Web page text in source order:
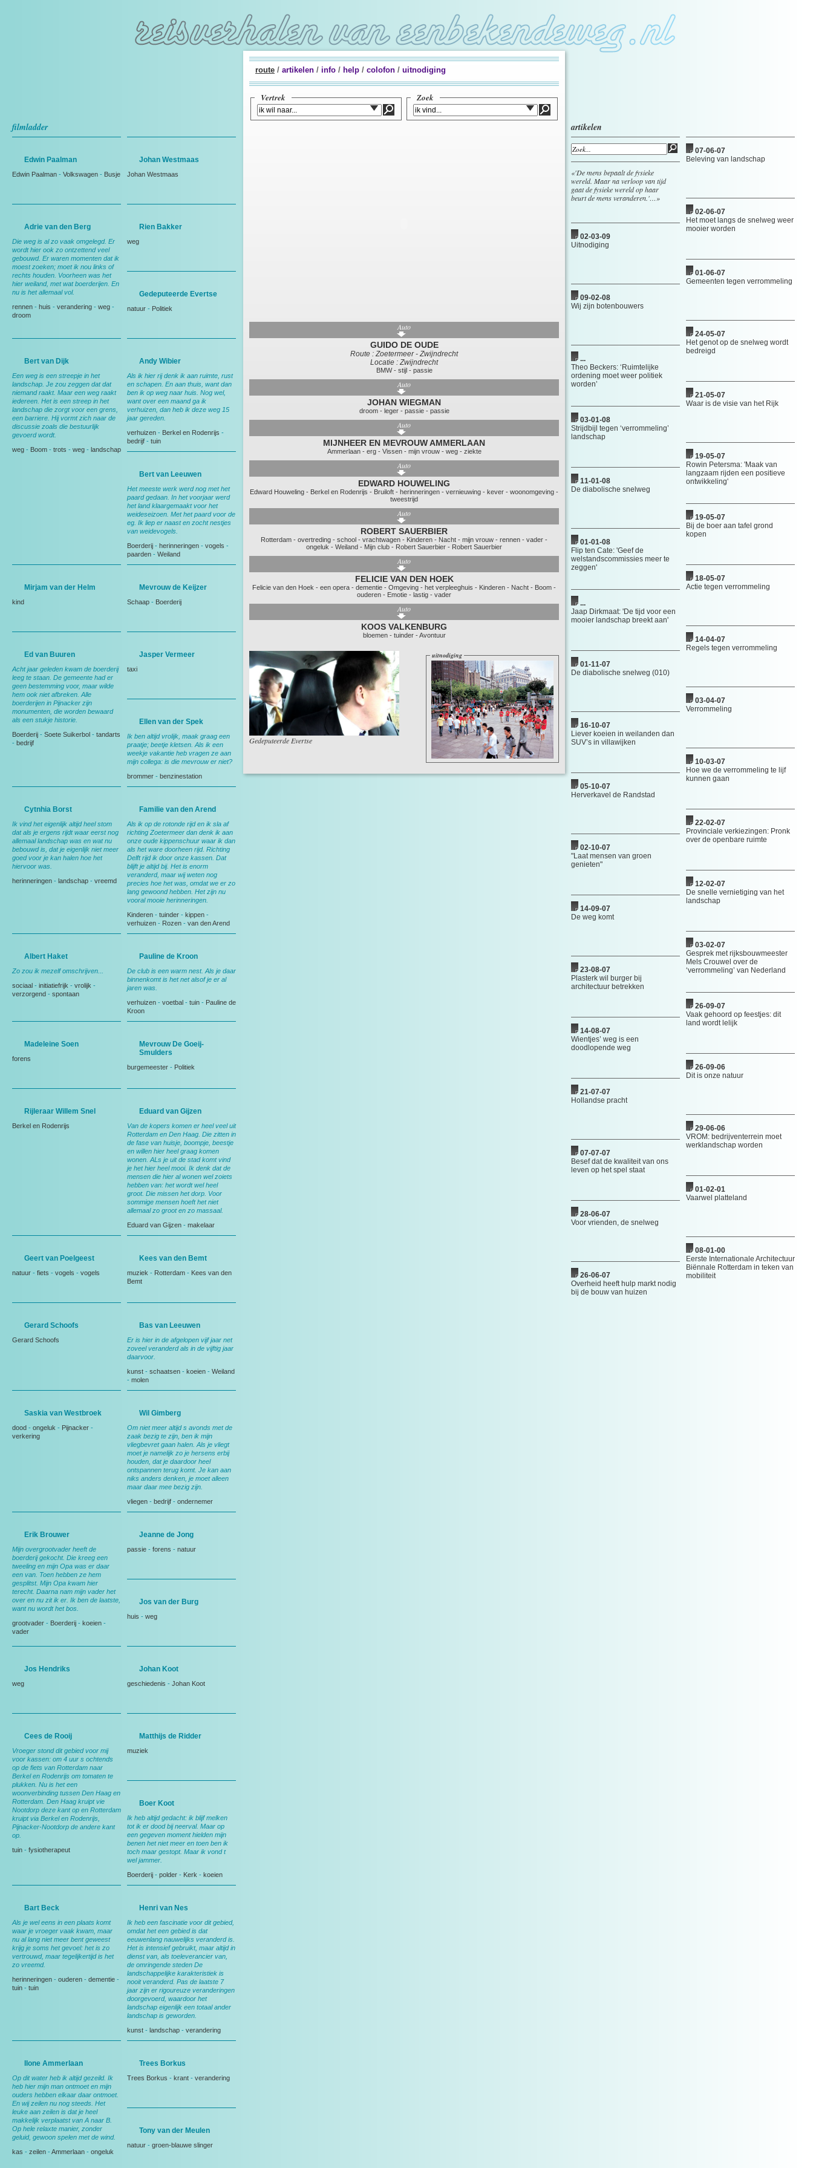
route / artikelen / info / help / colofon / uitnodiging
Gedeputeerde Evertse
uitnodiging
Auto
GUIDO DE OUDE
Route : Zoetermeer - Zwijndrecht
Locatie : Zwijndrecht
BMW- stijl- passie
Auto
JOHAN WIEGMAN
droom- leger- passie- passie
Auto
MIJNHEER EN MEVROUW AMMERLAAN
Ammerlaan- erg- Vissen- mijn vrouw- weg- ziekte
Auto
EDWARD HOUWELING
Edward Houweling - Berkel en Rodenrijs - Bruiloft - herinneringen - vernieuwing - kever - woonomgeving -
tweestrijd
Auto
ROBERT SAUERBIER
Rotterdam - overtreding - school - vrachtwagen - Kinderen - Nacht - mijn vrouw - rennen - vader -
ongeluk - Weiland - Mijn club - Robert Sauerbier - Robert Sauerbier
Auto
FELICIE VAN DEN HOEK
Felicie van den Hoek - een opera - dementie - Omgeving - het verpleeghuis - Kinderen - Nacht - Boom -
ouderen - Emotie - lastig - vader
Auto
KOOS VALKENBURG
bloemen- tuinder-Avontuur
Vertrek Zoek
filmladder
Edwin Paalman
Edwin Paalman - Volkswagen - Busje
Johan Westmaas
Johan Westmaas
Adrie van den Berg
Die weg is al zo vaak omgelegd. Er
wordt hier ook zo ontzettend veel
gebouwd. Er waren momenten dat ik
moest zoeken; moet ik nou links of
rechts houden. Voorheen was het
hier weiland, met wat boerderijen. En
nu is het allemaal vol.
rennen - huis - verandering - weg -
droom
Rien Bakker
weg
Gedeputeerde Evertse
natuur - Politiek
Bert van Dijk
Een weg is een streepje in het
landschap. Je zou zeggen dat dat
niemand raakt. Maar een weg raakt
iedereen. Het is een streep in het
landschap die zorgt voor een grens,
een barriere. Hij vormt zich naar de
discussie zoals die bestuurlijk
gevoerd wordt.
weg - Boom - trots - weg - landschap
Andy Wibier
Als ik hier rij denk ik aan ruimte, rust
en schapen. En aan thuis, want dan
ben ik op weg naar huis. Nog wel,
want over een maand ga ik
verhuizen, dan heb ik deze weg 15
jaar gereden.
verhuizen - Berkel en Rodenrijs -
bedrijf - tuin
Bert van Leeuwen
Het meeste werk werd nog met het
paard gedaan. In het voorjaar werd
het land klaargemaakt voor het
weideseizoen. Met het paard voor de
eg. Ik liep er naast en zocht nestjes
van weidevogels.
Boerderij - herinneringen - vogels -
paarden - Weiland
Mirjam van der Helm
kind
Mevrouw de Keijzer
Schaap - Boerderij
Ed van Buuren
Acht jaar geleden kwam de boerderij
leeg te staan. De gemeente had er
geen bestemming voor, maar wilde
hem ook niet afbreken. Alle
boerderijen in Pijnacker zijn
monumenten, die worden bewaard
als een stukje historie.
Boerderij - Soete Suikerbol - tandarts
- bedrijf
Jasper Vermeer
taxi
Ellen van der Spek
Ik ben altijd vrolijk, maak graag een
praatje; beetje kletsen. Als ik een
weekje vakantie heb vragen ze aan
mijn collega: is die mevrouw er niet?
brommer - benzinestation
Cytnhia Borst
Ik vind het eigenlijk altijd heel stom
dat als je ergens rijdt waar eerst nog
allemaal landschap was en wat nu
bebouwd is, dat je eigenlijk niet meer
goed voor je kan halen hoe het
hiervoor was.
herinneringen - landschap - vreemd
Familie van den Arend
Als ik op de rotonde rijd en ik sla af
richting Zoetermeer dan denk ik aan
onze oude kippenschuur waar ik dan
als het ware doorheen rijd. Richting
Delft rijd ik door onze kassen. Dat
blijft je altijd bij. Het is enorm
veranderd, maar wij weten nog
precies hoe het was, omdat we er zo
lang gewoond hebben. Het zijn nu
vooral mooie herinneringen.
Kinderen - tuinder - kippen -
verhuizen - Rozen - van den Arend
Albert Haket
Zo zou ik mezelf omschrijven...
sociaal - initiatiefrijk - vrolijk -
verzorgend - spontaan
Pauline de Kroon
De club is een warm nest. Als je daar
binnenkomt is het net alsof je er al
jaren was.
verhuizen - voetbal - tuin - Pauline de
Kroon
Madeleine Soen
forens
Mevrouw De Goeij-
Smulders
burgemeester - Politiek
Rijleraar Willem Snel
Berkel en Rodenrijs
Eduard van Gijzen
Van de kopers komen er heel veel uit
Rotterdam en Den Haag. Die zitten in
de fase van huisje, boompje, beestje
en willen hier heel graag komen
wonen. ALs je uit de stad komt vind
je het hier heel mooi. Ik denk dat de
mensen die hier al wonen wel zoiets
hebben van: het wordt wel heel
groot. Die missen het dorp. Voor
sommige mensen hoeft het niet
allemaal zo groot en zo massaal.
Eduard van Gijzen - makelaar
Geert van Poelgeest
natuur - fiets - vogels - vogels
Kees van den Bemt
muziek - Rotterdam - Kees van den
Bemt
Gerard Schoofs
Gerard Schoofs
Bas van Leeuwen
Er is hier in de afgelopen vijf jaar net
zoveel veranderd als in de vijftig jaar
daarvoor.
kunst - schaatsen - koeien - Weiland
- molen
Saskia van Westbroek
dood - ongeluk - Pijnacker -
verkering
Wil Gimberg
Om niet meer altijd s avonds met de
zaak bezig te zijn, ben ik mijn
vliegbevret gaan halen. Als je vliegt
moet je namelijk zo je hersens erbij
houden, dat je daardoor heel
ontspannen terug komt. Je kan aan
niks anders denken, je moet alleen
maar daar mee bezig zijn.
vliegen - bedrijf - ondernemer
Erik Brouwer
Mijn overgrootvader heeft de
boerderij gekocht. Die kreeg een
tweeling en mijn Opa was er daar
een van. Toen hebben ze hem
gesplitst. Mijn Opa kwam hier
terecht. Daarna nam mijn vader het
over en nu zit ik er. Ik ben de laatste,
want nu wordt het bos.
grootvader - Boerderij - koeien -
vader
Jeanne de Jong
passie - forens - natuur
Jos van der Burg
huis - weg
Jos Hendriks
weg
Johan Koot
geschiedenis - Johan Koot
Cees de Rooij
Vroeger stond dit gebied voor mij
voor kassen: om 4 uur s ochtends
op de fiets van Rotterdam naar
Berkel en Rodenrijs om tomaten te
plukken. Nu is het een
woonverbinding tussen Den Haag en
Rotterdam. Den Haag kruipt vie
Nootdorp deze kant op en Rotterdam
kruipt via Berkel en Rodenrijs,
Pijnacker-Nootdorp de andere kant
op.
tuin - fysiotherapeut
Matthijs de Ridder
muziek
Boer Koot
Ik heb altijd gedacht: ik blijf melken
tot ik er dood bij neerval. Maar op
een gegeven moment hielden mijn
benen het niet meer en toen ben ik
toch maar gestopt. Maar ik vond t
wel jammer.
Boerderij - polder - Kerk - koeien
Bart Beck
Als je wel eens in een plaats komt
waar je vroeger vaak kwam, maar
nu al lang niet meer bent geweest
krijg je soms het gevoel: het is zo
vertrouwd, maar tegelijkertijd is het
zo vreemd.
herinneringen - ouderen - dementie -
tuin - tuin
Henri van Nes
Ik heb een fascinatie voor dit gebied,
omdat het een gebied is dat
eeuwenlang nauwelijks veranderd is.
Het is intensief gebruikt, maar altijd in
dienst van, als toeleverancier van,
de omringende steden De
landschappelijke karakteristiek is
nooit veranderd. Pas de laatste 7
jaar zijn er rigoureuze veranderingen
doorgevoerd, waardoor het
landschap eigenlijk een totaal ander
landschap is geworden.
kunst - landschap - verandering
Ilone Ammerlaan
Op dit water heb ik altijd gezeild. Ik
heb hier mijn man ontmoet en mijn
ouders hebben elkaar daar ontmoet.
En wij zeilen nu nog steeds. Het
leuke aan zeilen is dat je heel
makkelijk verplaatst van A naar B.
Op hele relaxte manier, zonder
geluid, gewoon spelen met de wind.
kas - zeilen - Ammerlaan - ongeluk
Trees Borkus
Trees Borkus - krant - verandering
Tony van der Meulen
natuur - groen-blauwe slinger
artikelen
«'De mens bepaalt de fysieke
wereld. Maar na verloop van tijd
gaat de fysieke wereld op haar
beurt de mens veranderen.'…»
02-03-09
Uitnodiging
09-02-08
Wij zijn botenbouwers
...
Theo Beckers: ‘Ruimtelijke
ordening moet weer politiek
worden’
03-01-08
Strijdbijl tegen ‘verrommeling’
landschap
11-01-08
De diabolische snelweg
01-01-08
Flip ten Cate: 'Geef de
welstandscommissies meer te
zeggen'
...
Jaap Dirkmaat: 'De tijd voor een
mooier landschap breekt aan'
01-11-07
De diabolische snelweg (010)
16-10-07
Liever koeien in weilanden dan
SUV’s in villawijken
05-10-07
Herverkavel de Randstad
02-10-07
"Laat mensen van groen
genieten"
14-09-07
De weg komt
23-08-07
Plasterk wil burger bij
architectuur betrekken
14-08-07
Wientjes’ weg is een
doodlopende weg
21-07-07
Hollandse pracht
07-07-07
Besef dat de kwaliteit van ons
leven op het spel staat
28-06-07
Voor vrienden, de snelweg
26-06-07
Overheid heeft hulp markt nodig
bij de bouw van huizen
07-06-07
Beleving van landschap
02-06-07
Het moet langs de snelweg weer
mooier worden
01-06-07
Gemeenten tegen verrommeling
24-05-07
Het genot op de snelweg wordt
bedreigd
21-05-07
Waar is de visie van het Rijk
19-05-07
Rowin Petersma: 'Maak van
langzaam rijden een positieve
ontwikkeling'
19-05-07
Bij de boer aan tafel grond
kopen
18-05-07
Actie tegen verrommeling
14-04-07
Regels tegen verrommeling
03-04-07
Verrommeling
10-03-07
Hoe we de verrommeling te lijf
kunnen gaan
22-02-07
Provinciale verkiezingen: Pronk
over de openbare ruimte
12-02-07
De snelle vernietiging van het
landschap
03-02-07
Gesprek met rijksbouwmeester
Mels Crouwel over de
‘verrommeling’ van Nederland
26-09-07
Vaak gehoord op feestjes: dit
land wordt lelijk
26-09-06
Dit is onze natuur
29-06-06
VROM: bedrijventerrein moet
werklandschap worden
01-02-01
Vaarwel platteland
08-01-00
Eerste Internationale Architectuur
Biënnale Rotterdam in teken van
mobiliteit